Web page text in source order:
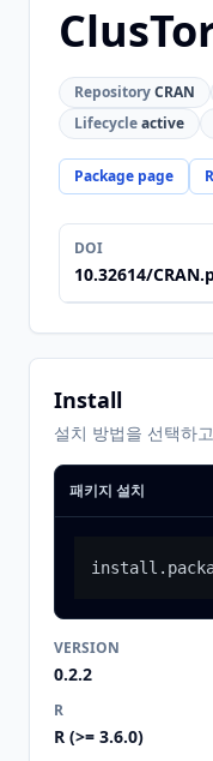
RepositoryCRAN
Lifecycleactive
Package page
DOI
10.32614/
Install
설치 방법을 선택하
패키지 설치
VERSION
0.2.2
R
R (>= 3.6.0)